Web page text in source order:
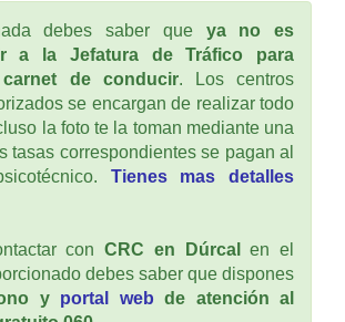
debes saber que ya no es
a la Jefatura de Tráfico para
de conducir. Los centros
se encargan de realizar todo
la foto te la toman mediante una
tasas correspondientes se pagan al
Tienes mas detalles
con CRC en Dúrcal
en el
debes saber que dispones
y portal web de atención al